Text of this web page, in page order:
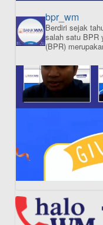
ISI APLIKASI
bpr_wm
Berdiri sejak
salah satu BPR
(BPR)